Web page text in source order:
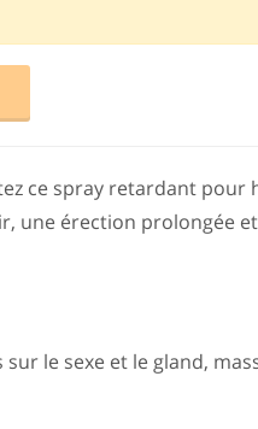
ce spray retardant pour
une érection prolongée
le sexe et le gland,